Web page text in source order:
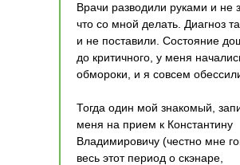
Врачи разводили руками и не
что со мной делать. Диагноз
и не поставили. Состояние
до критичного, у меня
обмороки, и я совсем
Тогда один мой знакомый,
меня на прием к Константину
Владимировичу (честно мне
весь этот период о скэнаре,